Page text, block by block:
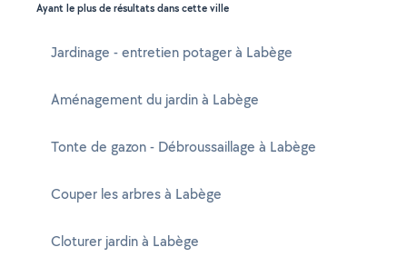
Ayant le plus de résultats dans cette ville
Jardinage - entretien potager à Labège
Aménagement du jardin à Labège
Tonte de gazon - Débroussaillage à Labège
Couper les arbres à Labège
Cloturer jardin à Labège